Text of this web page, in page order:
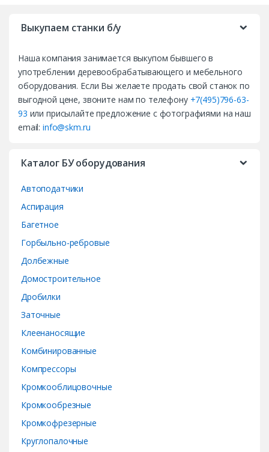
Выкупаем станки б/у
Наша компания занимается выкупом бывшего в
употреблении деревообрабатывающего и мебельного
оборудования. Если Вы желаете продать свой станок по
выгодной цене, звоните нам по телефону +7(495)796-63-
93 или присылайте предложение с фотографиями на наш
email:info@skm.ru
Каталог БУ оборудования
Автоподатчики
Аспирация
Багетное
Горбыльно-ребровые
Долбежные
Домостроительное
Дробилки
Заточные
Клеенаносящие
Комбинированные
Компрессоры
Кромкооблицовочные
Кромкообрезные
Кромкофрезерные
Круглопалочные